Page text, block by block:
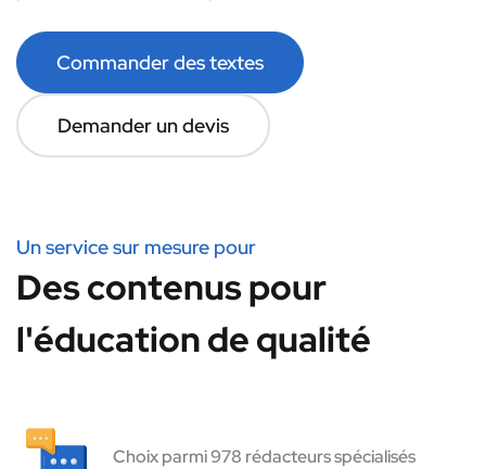
Commander des textes
Demander un devis
Un service sur mesure pour
Des contenus pour
l'éducation de qualité
Choix parmi 978 rédacteurs spécialisés